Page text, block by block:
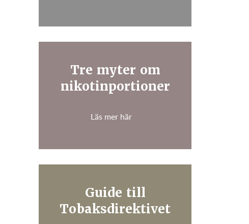
Tre myter om
nikotinportioner
Läs mer här
Guide till
Tobaksdirektivet